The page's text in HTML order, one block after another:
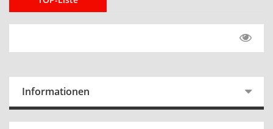
Informationen